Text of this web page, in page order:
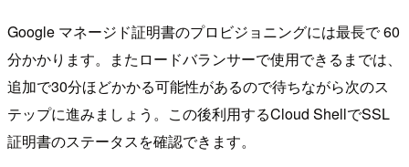
Google マネージド証明書のプロビジョニングには最長で 60
分かかります。またロードバランサーで使用できるまでは、
追加で30分ほどかかる可能性があるので待ちながら次のス
テップに進みましょう。この後利用するCloud ShellでSSL
証明書のステータスを確認できます。